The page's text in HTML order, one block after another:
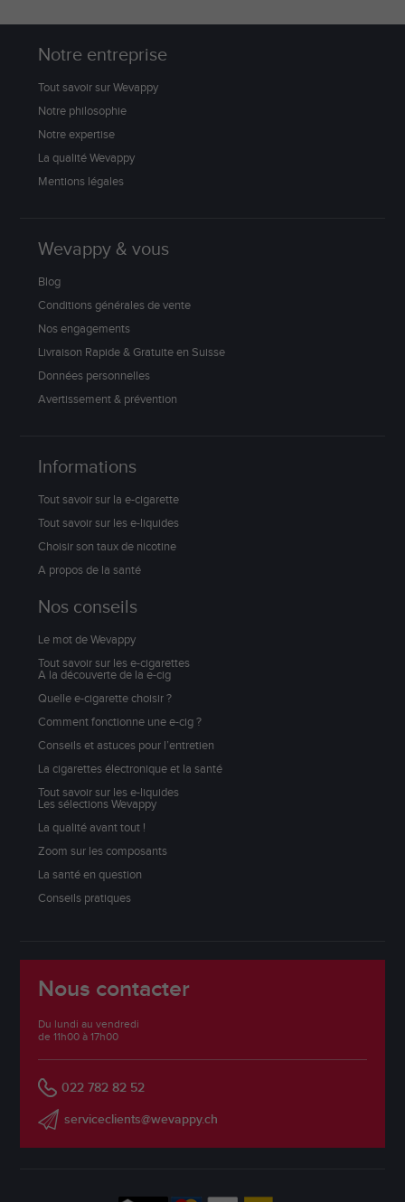
Notre entreprise
Tout savoir sur Wevappy
Notre philosophie
Notre expertise
La qualité Wevappy
Mentions légales
Wevappy & vous
Blog
Conditions générales de vente
Nos engagements
Livraison Rapide & Gratuite en Suisse
Données personnelles
Avertissement & prévention
Informations
Tout savoir sur la e-cigarette
Tout savoir sur les e-liquides
Choisir son taux de nicotine
A propos de la santé
Nos conseils
Le mot de Wevappy
Tout savoir sur les e-cigarettes
A la découverte de la e-cig
Quelle e-cigarette choisir ?
Comment fonctionne une e-cig ?
Conseils et astuces pour l’entretien
La cigarettes électronique et la santé
Tout savoir sur les e-liquides
Les sélections Wevappy
La qualité avant tout !
Zoom sur les composants
La santé en question
Conseils pratiques
Nous contacter
Du lundi au vendredi
de 11h00 à 17h00
022 782 82 52
serviceclients@wevappy.ch